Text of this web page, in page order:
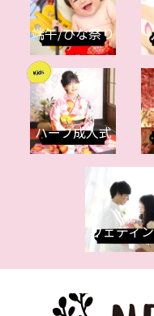
端午/ひな祭り
ハーフ成人式
ウェディ